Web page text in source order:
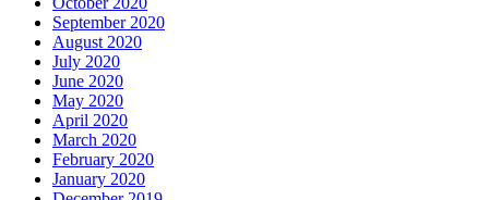
September 2020
August 2020
July 2020
June 2020
May 2020
April 2020
March 2020
February 2020
January 2020